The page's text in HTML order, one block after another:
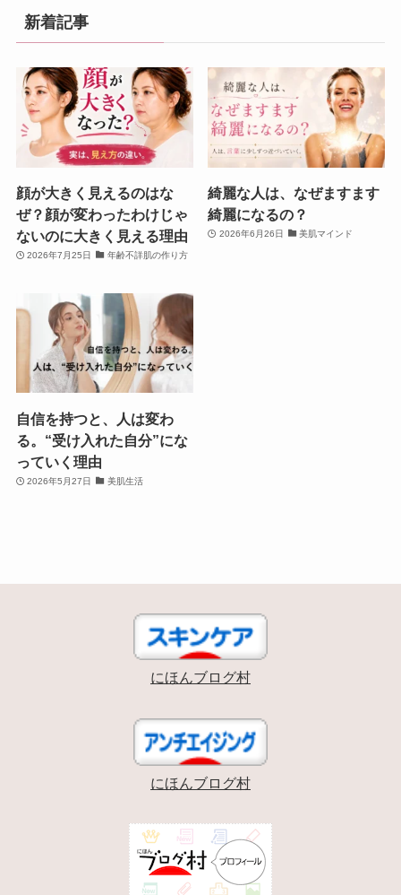
新着記事
顔が大きく見えるのはな
ぜ？顔が変わったわけじゃ
ないのに大きく見える理由
2026年7月25日 年齢不詳肌の作り方
綺麗な人は、なぜますます
綺麗になるの？
2026年6月26日 美肌マインド
自信を持つと、人は変わ
る。“受け入れた自分”にな
っていく理由
2026年5月27日 美肌生活
にほんブログ村
にほんブログ村